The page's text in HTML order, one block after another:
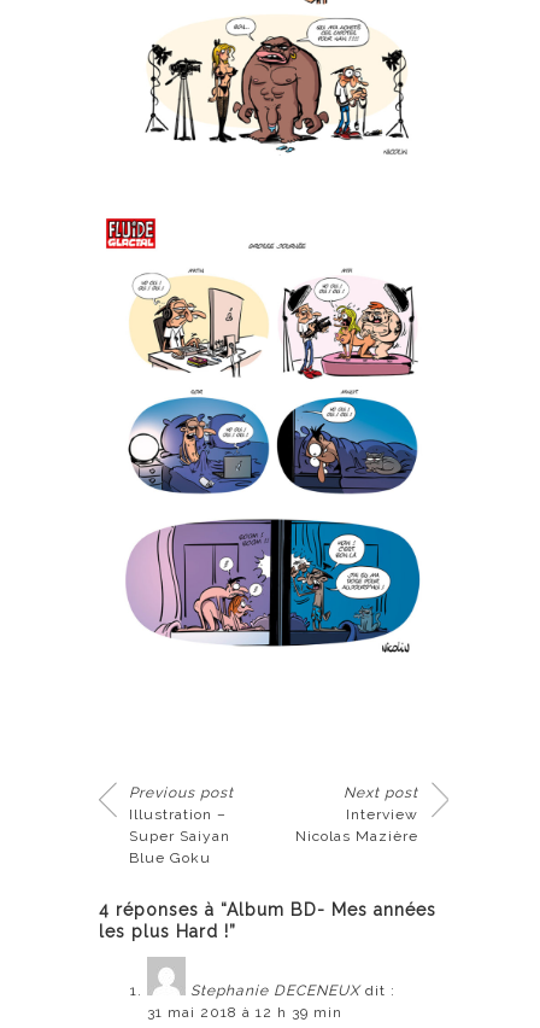
Previous post
Illustration –
Super Saiyan
Blue Goku
Next post
Interview
Nicolas Mazière
4 réponses à “Album BD- Mes années
les plus Hard !”
Stephanie DECENEUX dit :
31 mai 2018 à 12 h 39 min